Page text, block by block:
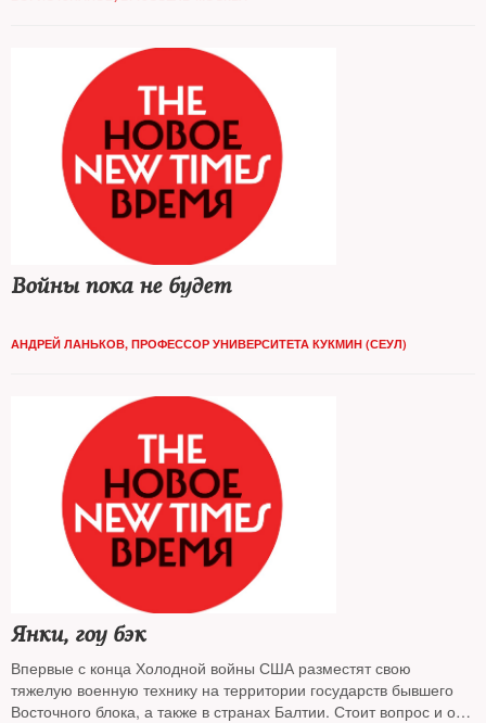
Войны пока не будет
АНДРЕЙ ЛАНЬКОВ, ПРОФЕССОР УНИВЕРСИТЕТА КУКМИН (СЕУЛ)
Янки, гоу бэк
Впервые с конца Холодной войны США разместят свою
тяжелую военную технику на территории государств бывшего
Восточного блока, а также в странах Балтии. Стоит вопрос и о